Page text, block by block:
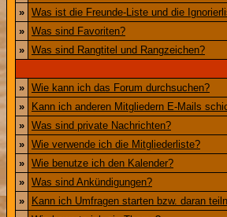
» Was ist die Freunde-Liste und die
» Was sind Favoriten?
» Was sind Rangtitel und Rangzeichen?
» Wie kann ich das Forum durchsuchen?
»
Kann ich anderen Mitgliedern E-Mails
» Was sind private Nachrichten?
» Wie verwende ich die Mitgliederliste?
» Wie benutze ich den Kalender?
» Was sind Ankündigungen?
»
Kann ich Umfragen starten bzw. daran